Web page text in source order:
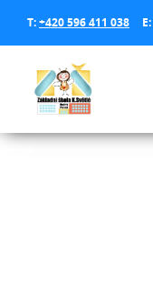
T:+420 596 411 038 E: